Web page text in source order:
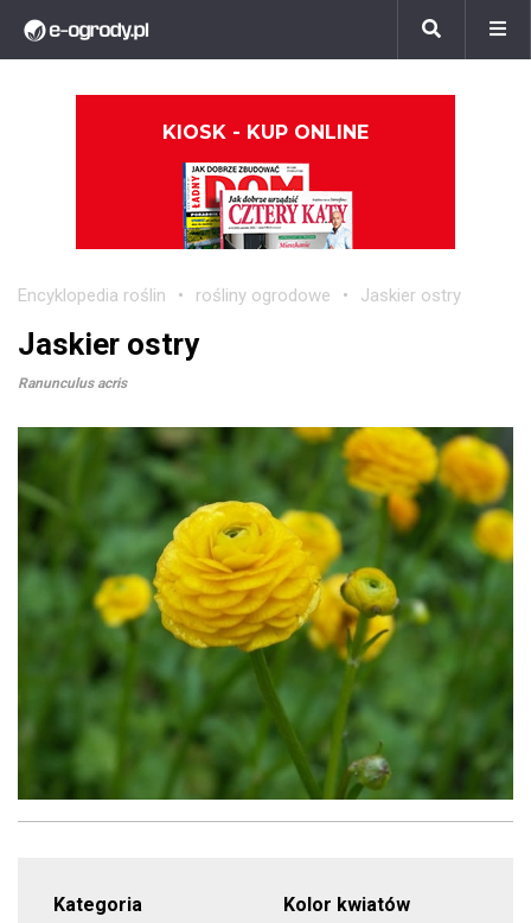
KIOSK - KUP ONLINE
Encyklopedia roślin rośliny ogrodowe Jaskier ostry
Jaskier ostry
Ranunculus acris
Kategoria
Kolor kwiatów